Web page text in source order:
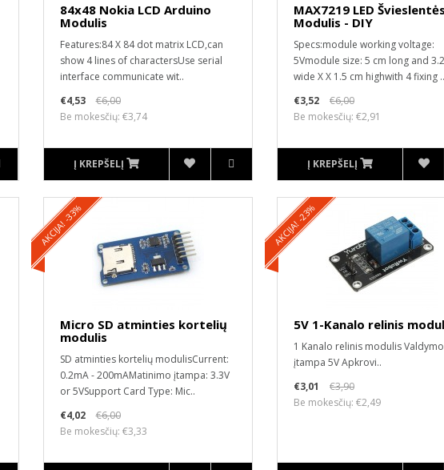
84x48 Nokia LCD Arduino
Modulis
Features:84 X 84 dot matrix LCD,can
show 4 lines of charactersUse serial
interface communicate wit..
€4,53
€6,00
Be mokesčių: €3,74
Į KREPŠELĮ
MAX7219 LED Švieslentės
Modulis - DIY
Specs:module working voltage:
5Vmodule size: 5 cm long and
wide X X 1.5 cm highwith 4 fixing ..
€3,52
€6,00
Be mokesčių: €2,91
Į KREPŠELĮ
AKCIJA! -33%
Micro SD atminties kortelių
modulis
SD atminties kortelių modulisCurrent:
0.2mA - 200mAMatinimo įtampa: 3.3V
or 5VSupport Card Type: Mic..
€4,02
€6,00
Be mokesčių: €3,33
AKCIJA! -23%
5V 1-Kanalo relinis
1 Kanalo relinis modulis Valdymo
įtampa 5V Apkrovi..
€3,01
€3,90
Be mokesčių: €2,49